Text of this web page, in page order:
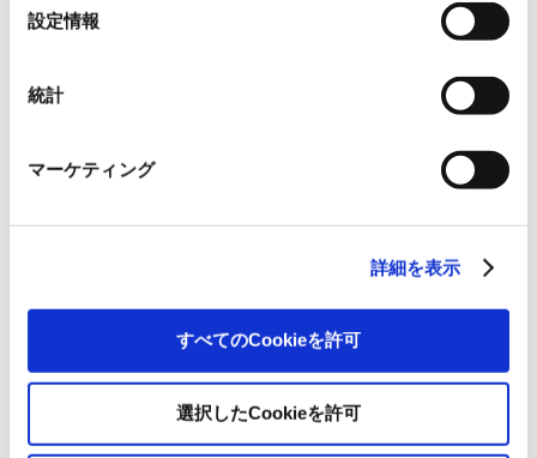
設定情報
統計
マーケティング
詳細を表示
すべてのCookieを許可
選択したCookieを許可
OVOL LOOP
使用済み化粧品容器をネームプ
レートへリサイクル
ン...